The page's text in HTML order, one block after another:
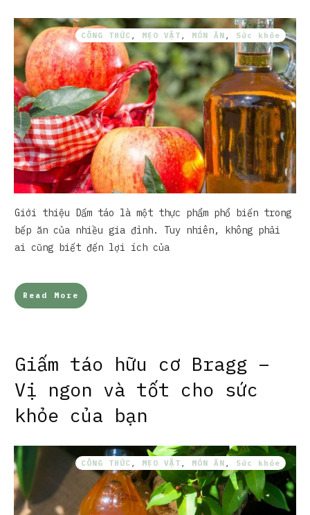
CÔNG THỨC MẸO VẶT MÓN ĂN Sức khỏe
Giới thiệu Dấm táo là một thực phẩm phổ biến trong
bếp ăn của nhiều gia đình. Tuy nhiên, không phải
ai cũng biết đến lợi ích của
Read More
Giấm táo hữu cơ Bragg –
Vị ngon và tốt cho sức
khỏe của bạn
CÔNG THỨC MẸO VẶT MÓN ĂN Sức khỏe